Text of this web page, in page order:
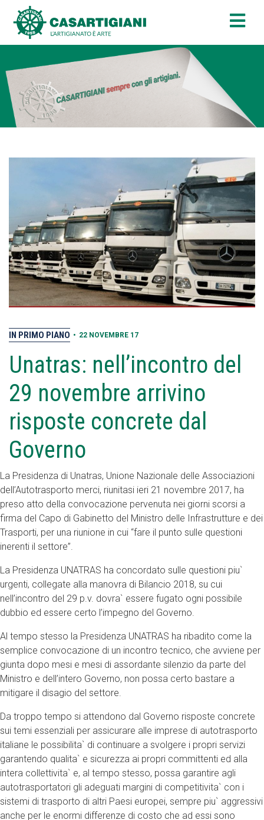
IN PRIMO PIANO • 22 NOVEMBRE 17
Unatras: nell’incontro del
29 novembre arrivino
risposte concrete dal
Governo
La Presidenza di Unatras, Unione Nazionale delle Associazioni
dell’Autotrasporto merci, riunitasi ieri 21 novembre 2017, ha
preso atto della convocazione pervenuta nei giorni scorsi a
firma del Capo di Gabinetto del Ministro delle Infrastrutture e dei
Trasporti, per una riunione in cui “fare il punto sulle questioni
inerenti il settore”.
La Presidenza UNATRAS ha concordato sulle questioni piu`
urgenti, collegate alla manovra di Bilancio 2018, su cui
nell’incontro del 29 p.v. dovra` essere fugato ogni possibile
dubbio ed essere certo l’impegno del Governo.
Al tempo stesso la Presidenza UNATRAS ha ribadito come la
semplice convocazione di un incontro tecnico, che avviene per
giunta dopo mesi e mesi di assordante silenzio da parte del
Ministro e dell’intero Governo, non possa certo bastare a
mitigare il disagio del settore.
Da troppo tempo si attendono dal Governo risposte concrete
sui temi essenziali per assicurare alle imprese di autotrasporto
italiane le possibilita` di continuare a svolgere i propri servizi
garantendo qualita` e sicurezza ai propri committenti ed alla
intera collettivita` e, al tempo stesso, possa garantire agli
autotrasportatori gli adeguati margini di competitivita` con i
sistemi di trasporto di altri Paesi europei, sempre piu` aggressivi
anche per le enormi differenze di costo che ad essi sono